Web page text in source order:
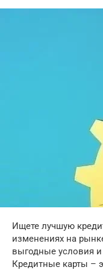
Ищете лучшую
изменениях на
выгодные условия
Кредитные карты –